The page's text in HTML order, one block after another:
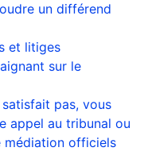
un différend
et litiges
sur le
pas, vous
appel au tribunal ou
médiation officiels